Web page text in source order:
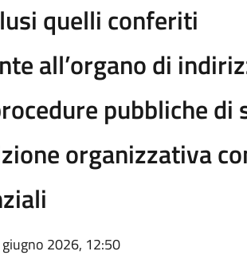
quelli conferiti
all’organo di
pubbliche di
organizzativa
2026, 12:50